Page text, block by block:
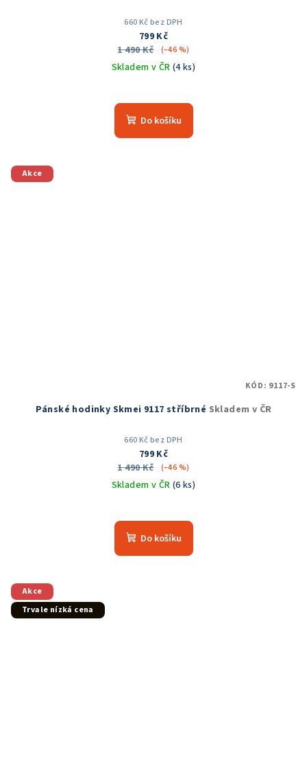
660 Kč bez DPH
799 Kč
1 490 Kč
(–46 %)
Skladem v ČR (4 ks)
Do košíku
Akce
Pánské hodinky Skmei 9117 stříbrné Skladem v ČR
660 Kč bez DPH
799 Kč
1 490 Kč
(–46 %)
Skladem v ČR (6 ks)
Do košíku
KÓD: 9117-S
Akce
Trvale nízká cena